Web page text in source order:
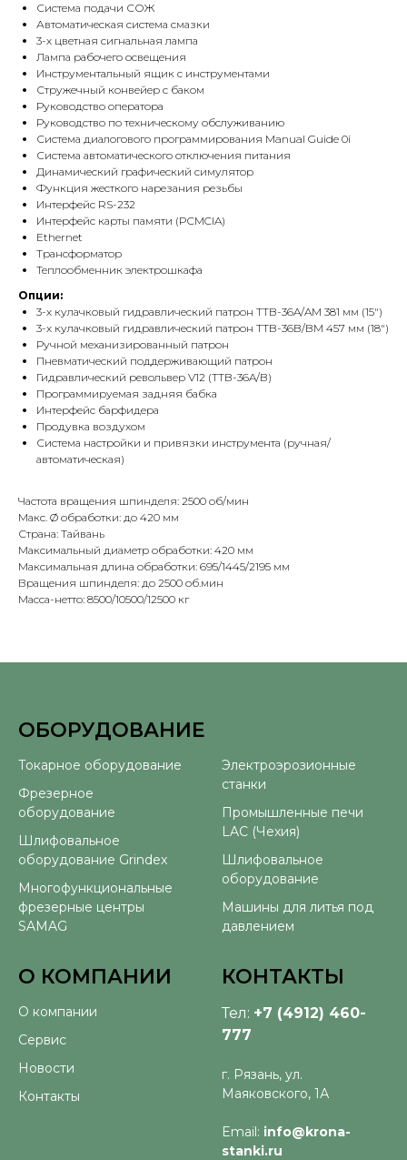
Система подачи СОЖ
Автоматическая система смазки
3-х цветная сигнальная лампа
Лампа рабочего освещения
Инструментальный ящик с инструментами
Стружечный конвейер с баком
Руководство оператора
Руководство по техническому обслуживанию
Система диалогового программирования Manual Guide 0i
Система автоматического отключения питания
Динамический графический симулятор
Функция жесткого нарезания резьбы
Интерфейс RS-232
Интерфейс карты памяти (PCMCIA)
Ethernet
Трансформатор
Теплообменник электрошкафа
Опции:
3-х кулачковый гидравлический патрон TTB-36A/AM 381 мм (15")
3-х кулачковый гидравлический патрон TTB-36B/BM 457 мм (18")
Ручной механизированный патрон
Пневматический поддерживающий патрон
Гидравлический револьвер V12 (TTB-36A/B)
Программируемая задняя бабка
Интерфейс барфидера
Продувка воздухом
Система настройки и привязки инструмента (ручная/
автоматическая)
Частота вращения шпинделя: 2500 об/мин
Макс. Ø обработки: до 420 мм
Страна: Тайвань
Максимальный диаметр обработки: 420 мм
Максимальная длина обработки: 695/1445/2195 мм
Вращения шпинделя: до 2500 об.мин
Масса-нетто: 8500/10500/12500 кг
ОБОРУДОВАНИЕ
Токарное оборудование
Фрезерное
оборудование
Шлифовальное
оборудование Grindex
Многофункциональные
фрезерные центры
SAMAG
Электроэрозионные
станки
Промышленные печи
LAC (Чехия)
Шлифовальное
оборудование
Машины для литья под
давлением
О КОМПАНИИ
О компании
Сервис
Новости
Контакты
КОНТАКТЫ
Тел: +7 (4912) 460-
777
г. Рязань, ул.
Маяковского, 1А
Email: info@krona-
stanki.ru